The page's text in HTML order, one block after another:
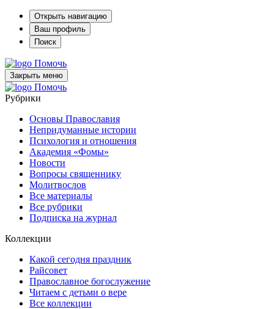
Открыть навигацию
Ваш профиль
Поиск
Помочь
Закрыть меню
Помочь
Рубрики
Основы Православия
Непридуманные истории
Психология и отношения
Академия «Фомы»
Новости
Вопросы священнику
Молитвослов
Все материалы
Все рубрики
Подписка на журнал
Коллекции
Какой сегодня праздник
Райсовет
Православное богослужение
Читаем с детьми о вере
Все коллекции